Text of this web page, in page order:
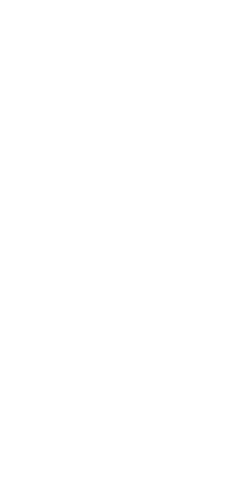
autour
dans
plus loin
du cirque,
du
du vide à
d’une
au public un
et leur offrir
territoires
et
du